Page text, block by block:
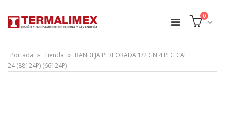
0
Portada » Tienda » BANDEJA PERFORADA 1/2 GN 4 PLG CAL.
24 (88124P) (66124P)